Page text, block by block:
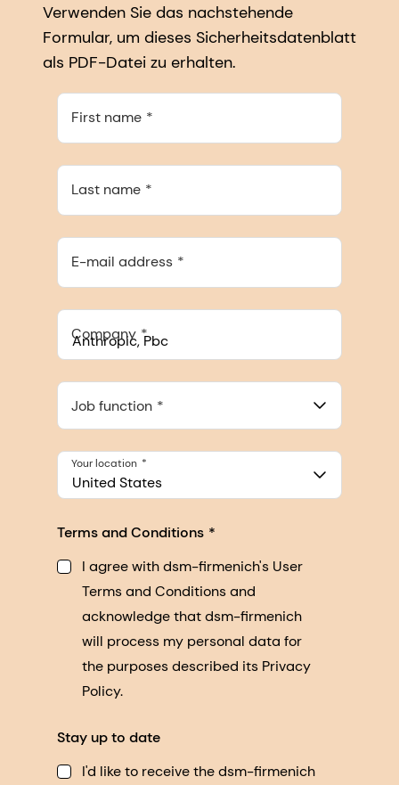
Verwenden Sie das nachstehende
Formular, um dieses Sicherheitsdatenblatt
als PDF-Datei zu erhalten.
First name
Last name
E-mail address
Company
548 Market St Pmb 90375, San Francisco, California, US
Job function
United States
Your location
Terms and Conditions
I agree with dsm-firmenich's User
Terms and Conditions and
acknowledge that dsm-firmenich
will process my personal data for
the purposes described its Privacy
Policy.
Stay up to date
I'd like to receive the dsm-firmenich